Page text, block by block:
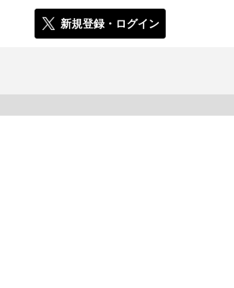
新規登録・ログイン